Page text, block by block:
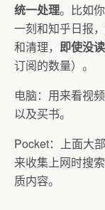
统一处理。比如
一刻和知乎日报
和清理， 即使没
订阅的数量）。
电脑：用来看视
以及买书。
Pocket：上面大
来收集上网时搜
质内容。